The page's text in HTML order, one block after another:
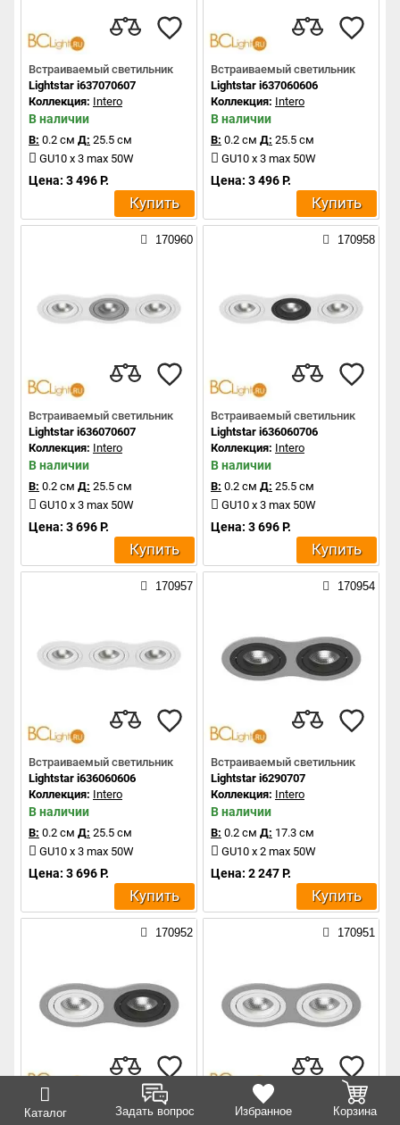
Каталог Задать вопрос Избранное Корзина
Встраиваемый светильник
Lightstar i637070607
Коллекция: Intero
В наличии
В: 0.2 см Д: 25.5 см
GU10 x 3 max 50W
Цена: 3 496 Р.
Купить
Встраиваемый светильник
Lightstar i637060606
Коллекция: Intero
В наличии
В: 0.2 см Д: 25.5 см
GU10 x 3 max 50W
Цена: 3 496 Р.
Купить
170960
Встраиваемый светильник
Lightstar i636070607
Коллекция: Intero
В наличии
В: 0.2 см Д: 25.5 см
GU10 x 3 max 50W
Цена: 3 696 Р.
Купить
170958
Встраиваемый светильник
Lightstar i636060706
Коллекция: Intero
В наличии
В: 0.2 см Д: 25.5 см
GU10 x 3 max 50W
Цена: 3 696 Р.
Купить
170957
Встраиваемый светильник
Lightstar i636060606
Коллекция: Intero
В наличии
В: 0.2 см Д: 25.5 см
GU10 x 3 max 50W
Цена: 3 696 Р.
Купить
170954
Встраиваемый светильник
Lightstar i6290707
Коллекция: Intero
В наличии
В: 0.2 см Д: 17.3 см
GU10 x 2 max 50W
Цена: 2 247 Р.
Купить
170952
Встраиваемый светильник
170951
Встраиваемый светильник